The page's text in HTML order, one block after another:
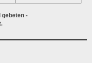
gebeten -